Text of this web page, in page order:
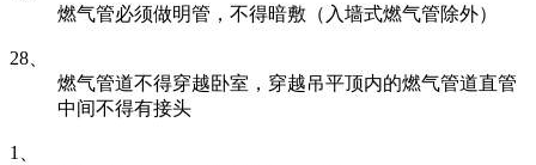
燃气管必须做明管，不得暗敷（入墙式燃气管除外）
28、
燃气管道不得穿越卧室，穿越吊平顶内的燃气管道直管
中间不得有接头
1、